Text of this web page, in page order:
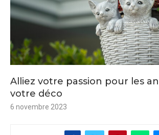
Alliez votre passion pour les
votre déco
6 novembre 2023